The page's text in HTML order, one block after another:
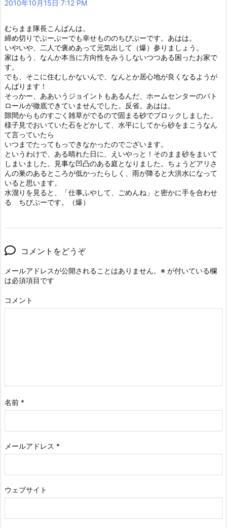
2010年10月15日 7:12 PM
むらまま隊長こんばんは。
締め切りでぶーぶーでも幸せもののちびぶーです。あはは。
いやいや、二人で褒めあって元気出して（爆）参りましょう。
家はもう、なんか本当に方向性をみうしないつつある困ったお家で
す。
でも、そこに住むしかないんで、なんとか居心地が良くなるようが
んばります！
そっかー、ああいうジョイントもあるんだ、ホームセンターのパト
ロールが徹底できていませんでした。反省。あはは。
隙間からものすごく雑草がでるので固まる砂でブロックしました。
様子見でおいていた石をどかして、水平にしてから砂をまこうなん
て言っていたら
いつまでたってもっできなかったのでございます。
というわけで、ある晴れた日に、えいやっと！そのまま砂をまいて
しまいました。見事な凹凸のある庭となりました。ちょうどアリさ
んの巣のあるところが低かったらしく、雨が降ると大洪水になって
いると思います。
水溜りを見ると、「仕事ふやして、ごめんね」と密かに手を合わせ
る ちびぶーです。（爆）
コメントをどうぞ
メールアドレスが公開されることはありません。 ※ が付いている欄
は必須項目です
コメント
名前 *
メールアドレス *
ウェブサイト